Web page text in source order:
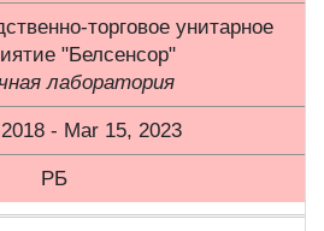
торговое унитарное
"Белсенсор"
лаборатория
- Mar 15, 2023
РБ